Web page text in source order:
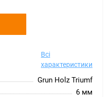
Всі
характеристики
Grun Holz Triumf
6 мм